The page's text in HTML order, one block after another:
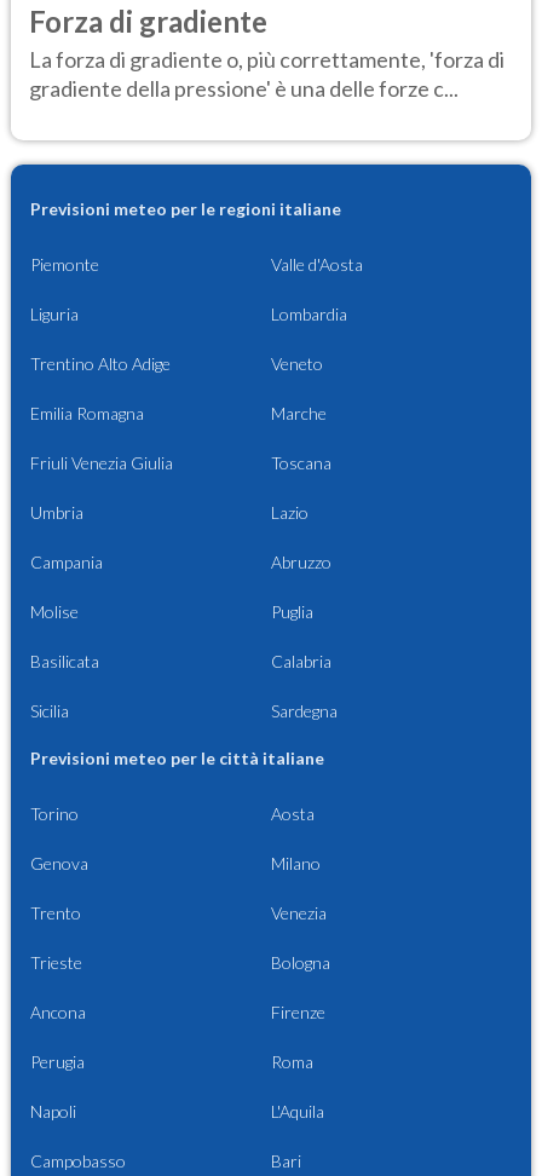
Forza di gradiente
La forza di gradiente o, più correttamente, 'forza di
gradiente della pressione' è una delle forze c...
Previsioni meteo per le regioni italiane
Piemonte Valle d'Aosta
Liguria Lombardia
Trentino Alto Adige Veneto
Emilia Romagna Marche
Friuli Venezia Giulia Toscana
Umbria Lazio
Campania Abruzzo
Molise Puglia
Basilicata Calabria
Sicilia Sardegna
Previsioni meteo per le città italiane
Torino Aosta
Genova Milano
Trento Venezia
Trieste Bologna
Ancona Firenze
Perugia Roma
Napoli L'Aquila
Campobasso Bari